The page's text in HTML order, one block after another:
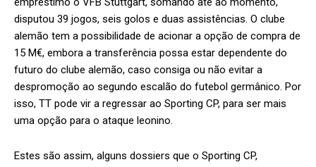
disputou 39 jogos, seis golos e duas assistências. O clube
alemão tem a possibilidade de acionar a opção de compra de
15 M€, embora a transferência possa estar dependente do
futuro do clube alemão, caso consiga ou não evitar a
despromoção ao segundo escalão do futebol germânico. Por
isso, TT pode vir a regressar ao Sporting CP, para ser mais
uma opção para o ataque leonino.
Estes são assim, alguns dossiers que o Sporting CP,